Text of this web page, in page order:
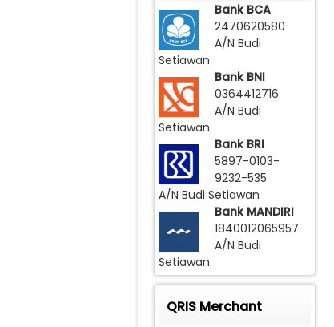
Bank BCA
2470620580
A/N Budi
Setiawan
Bank BNI
0364412716
A/N Budi
Setiawan
Bank BRI
5897-0103-
9232-535
A/N Budi Setiawan
Bank MANDIRI
1840012065957
A/N Budi
Setiawan
QRIS Merchant